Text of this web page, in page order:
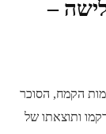
–
הקמח, הסוכר
ותוצאתו של